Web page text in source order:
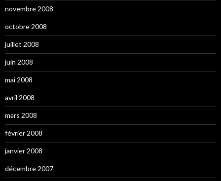
novembre 2008
octobre 2008
juillet 2008
juin 2008
mai 2008
avril 2008
mars 2008
février 2008
janvier 2008
décembre 2007